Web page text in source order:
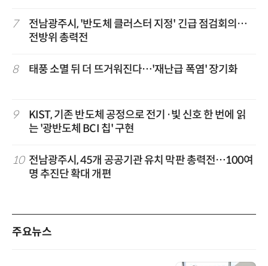
7
전남광주시, '반도체 클러스터 지정' 긴급 점검회의…
전방위 총력전
8 태풍 소멸 뒤 더 뜨거워진다…'재난급 폭염' 장기화
9
KIST, 기존 반도체 공정으로 전기·빛 신호 한 번에 읽
는 '광반도체 BCI 칩' 구현
10 전남광주시, 45개 공공기관 유치 막판 총력전…100여
명 추진단 확대 개편
주요뉴스